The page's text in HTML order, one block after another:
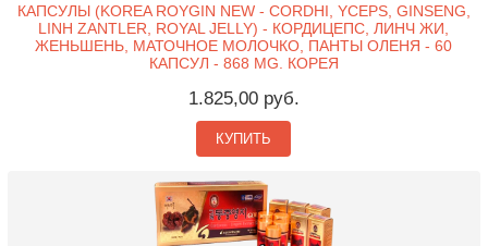
КАПСУЛЫ (KOREA ROYGIN NEW - CORDHI, YCEPS, GINSENG,
LINH ZANTLER, ROYAL JELLY) - КОРДИЦЕПС, ЛИНЧ ЖИ,
ЖЕНЬШЕНЬ, МАТОЧНОЕ МОЛОЧКО, ПАНТЫ ОЛЕНЯ - 60
КАПСУЛ - 868 MG. КОРЕЯ
1.825,00 руб.
КУПИТЬ